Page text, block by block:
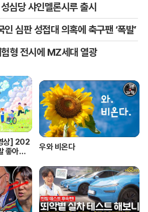
심당 샤인멜론시루 출시
심판 성접대 의혹에 축구팬 ‘폭발’
형 전시에 MZ세대 열광
상] 202
좋아
우와 비온다